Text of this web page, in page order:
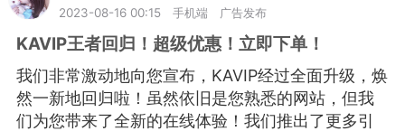
每日任务 签到有奖
华人资讯
阅读洛杉矶新闻
2023-08-16 00:15
手机端 广告发布
KAVIP王者回归！超级优惠！立即下单！
我们非常激动地向您宣布，KAVIP经过全面升级，焕
然一新地回归啦！虽然依旧是您熟悉的网站，但我
们为您带来了全新的在线体验！我们推出了更多引